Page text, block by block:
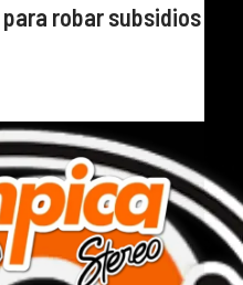
robar subsidios